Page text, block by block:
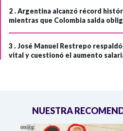
2 .Argentina alcanzó récord
mientras que Colombia salda
3 .José Manuel Restrepo
vital y cuestionó el aumento
NUESTRA